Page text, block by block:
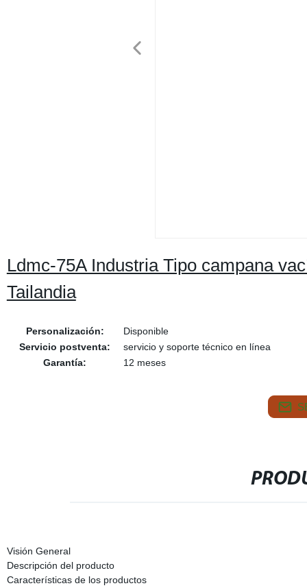
Ldmc-75A Industria Tipo campana
Tailandia
Personalización:
Disponible
Servicio postventa:
servicio y soporte técnico en línea
Garantía:
12 meses
Visión General
Descripción del producto
Características de los productos